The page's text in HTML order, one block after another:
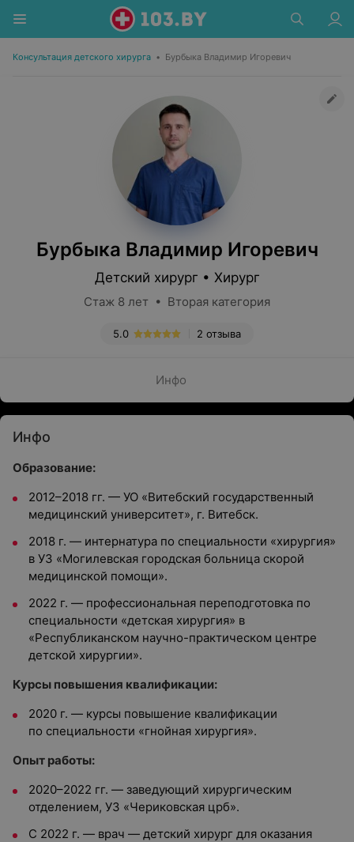
Консультация детского хирурга • Бурбыка Владимир Игоревич
Бурбыка Владимир Игоревич
Детский хирург • Хирург
Стаж 8 лет • Вторая категория
2 отзыва
5.0
Инфо
Инфо
Образование:
2012–2018 гг. — УО «Витебский государственный
медицинский университет», г. Витебск.
2018 г. — интернатура по специальности «хирургия»
в УЗ «Могилевская городская больница скорой
медицинской помощи».
2022 г. — профессиональная переподготовка по
специальности «детская хирургия» в
«Республиканском научно-практическом центре
детской хирургии».
Курсы повышения квалификации:
2020 г. — курсы повышение квалификации
по специальности «гнойная хирургия».
Опыт работы:
2020–2022 гг. — заведующий хирургическим
отделением, УЗ «Чериковская црб».
С 2022 г. — врач — детский хирург для оказания